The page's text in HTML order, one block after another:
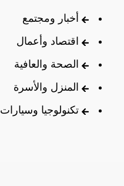
أخبار ومجتمع
اقتصاد وأعمال
الصحة والعافية
المنزل والأسرة
تكنولوجيا وسيارات